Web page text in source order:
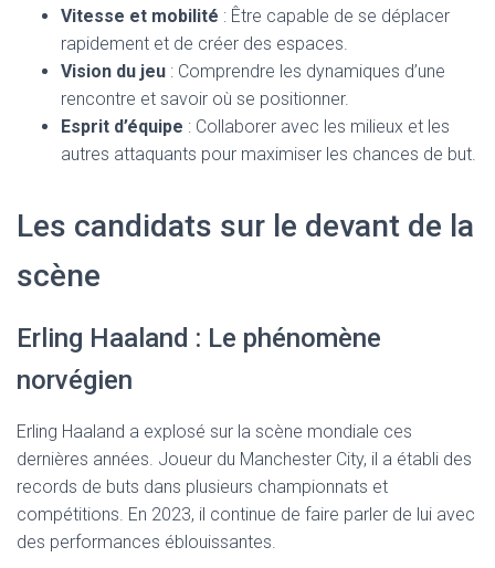
Vitesse et mobilité : Être capable de se déplacer
rapidement et de créer des espaces.
Vision du jeu : Comprendre les dynamiques d’une
rencontre et savoir où se positionner.
Esprit d’équipe : Collaborer avec les milieux et les
autres attaquants pour maximiser les chances de but.
Les candidats sur le devant de la
scène
Erling Haaland : Le phénomène
norvégien
Erling Haaland a explosé sur la scène mondiale ces
dernières années. Joueur du Manchester City, il a établi des
records de buts dans plusieurs championnats et
compétitions. En 2023, il continue de faire parler de lui avec
des performances éblouissantes.